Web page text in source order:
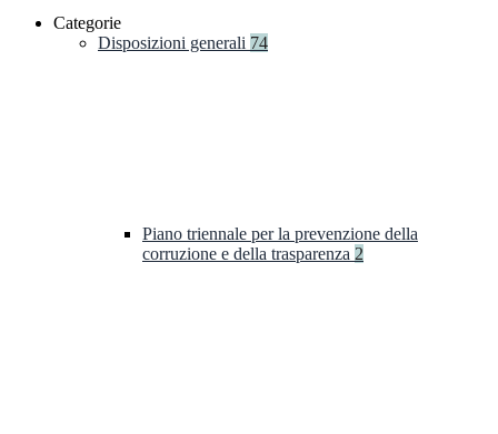
Categorie
Disposizioni generali 74
Piano triennale per la prevenzione della
corruzione e della trasparenza 2